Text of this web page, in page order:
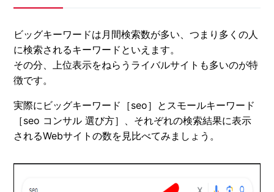
ビッグキーワードは月間検索数が多い、つまり多くの人
に検索されるキーワードといえます。
その分、上位表示をねらうライバルサイトも多いのが特
徴です。
実際にビッグキーワード［seo］とスモールキーワード
［seo コンサル 選び方］、それぞれの検索結果に表示
されるWebサイトの数を見比べてみましょう。